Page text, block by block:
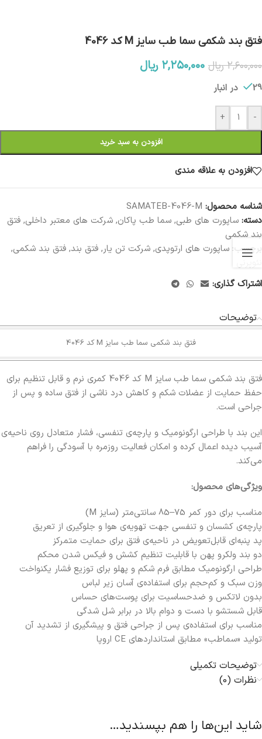
فتق بند شکمی سما طب سایز M کد 4046
۲,۶۰۰,۰۰۰ریال ۲,۲۵۰,۰۰۰ ریال
29 در انبار
-
+
افزودن به سبد خرید
افزودن به علاقه مندی
شناسه محصول: SAMATEB-4046-M
دسته: ساپورت های طبی, سما طب پاکان, شرکت های معتبر داخلی, فتق
بند شکمی
برچسب: ساپورت های ارتوپدی, شرکت تن یار, فتق بند, فتق بند شکمی,
اشتراک گذاری:
توضیحات
فتق بند شکمی سما طب سایز M کد 4046
فتق بند شکمی سما طب سایز M کد 4046 کمری نرم و قابل تنظیم برای
حفظ حمایت از عضلات شکم و کاهش درد ناشی از فتق ساده و پس از
جراحی است.
این بند با طراحی ارگونومیک و پارچه‌ی تنفسی، فشار متعادل روی ناحیه‌ی
آسیب‌ دیده اعمال کرده و امکان فعالیت روزمره با آسودگی را فراهم
می‌کند.
ویژگی‌های محصول:
مناسب برای دور کمر 75–85 سانتی‌متر (سایز M)
پارچه‌ی کشسان و تنفسی جهت تهویه‌ی هوا و جلوگیری از تعریق
پد پنبه‌ای قابل‌تعویض در ناحیه‌ی فتق برای حمایت متمرکز
دو بند ولکرو پهن با قابلیت تنظیم کشش و فیکس شدن محکم
طراحی ارگونومیک مطابق فرم شکم و پهلو برای توزیع فشار یکنواخت
وزن سبک و کم‌حجم برای استفاده‌ی آسان زیر لباس
بدون لاتکس و ضدحساسیت برای پوست‌های حساس
قابل شستشو با دست و دوام بالا در برابر شل شدگی
مناسب برای استفاده‌ی پس از جراحی فتق و پیشگیری از تشدید آن
تولید «سما‌طب» مطابق استانداردهای CE اروپا
توضیحات تکمیلی
نظرات (0)
شاید این‌ها را هم بپسندید…